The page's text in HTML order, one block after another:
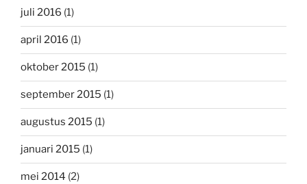
juli 2016 (1)
april 2016 (1)
oktober 2015 (1)
september 2015 (1)
augustus 2015 (1)
januari 2015 (1)
mei 2014 (2)